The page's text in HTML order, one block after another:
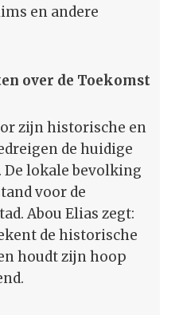
en andere
over de Toekomst
zijn historische en
de huidige
lokale bevolking
voor de
Abou Elias zegt:
de historische
houdt zijn hoop